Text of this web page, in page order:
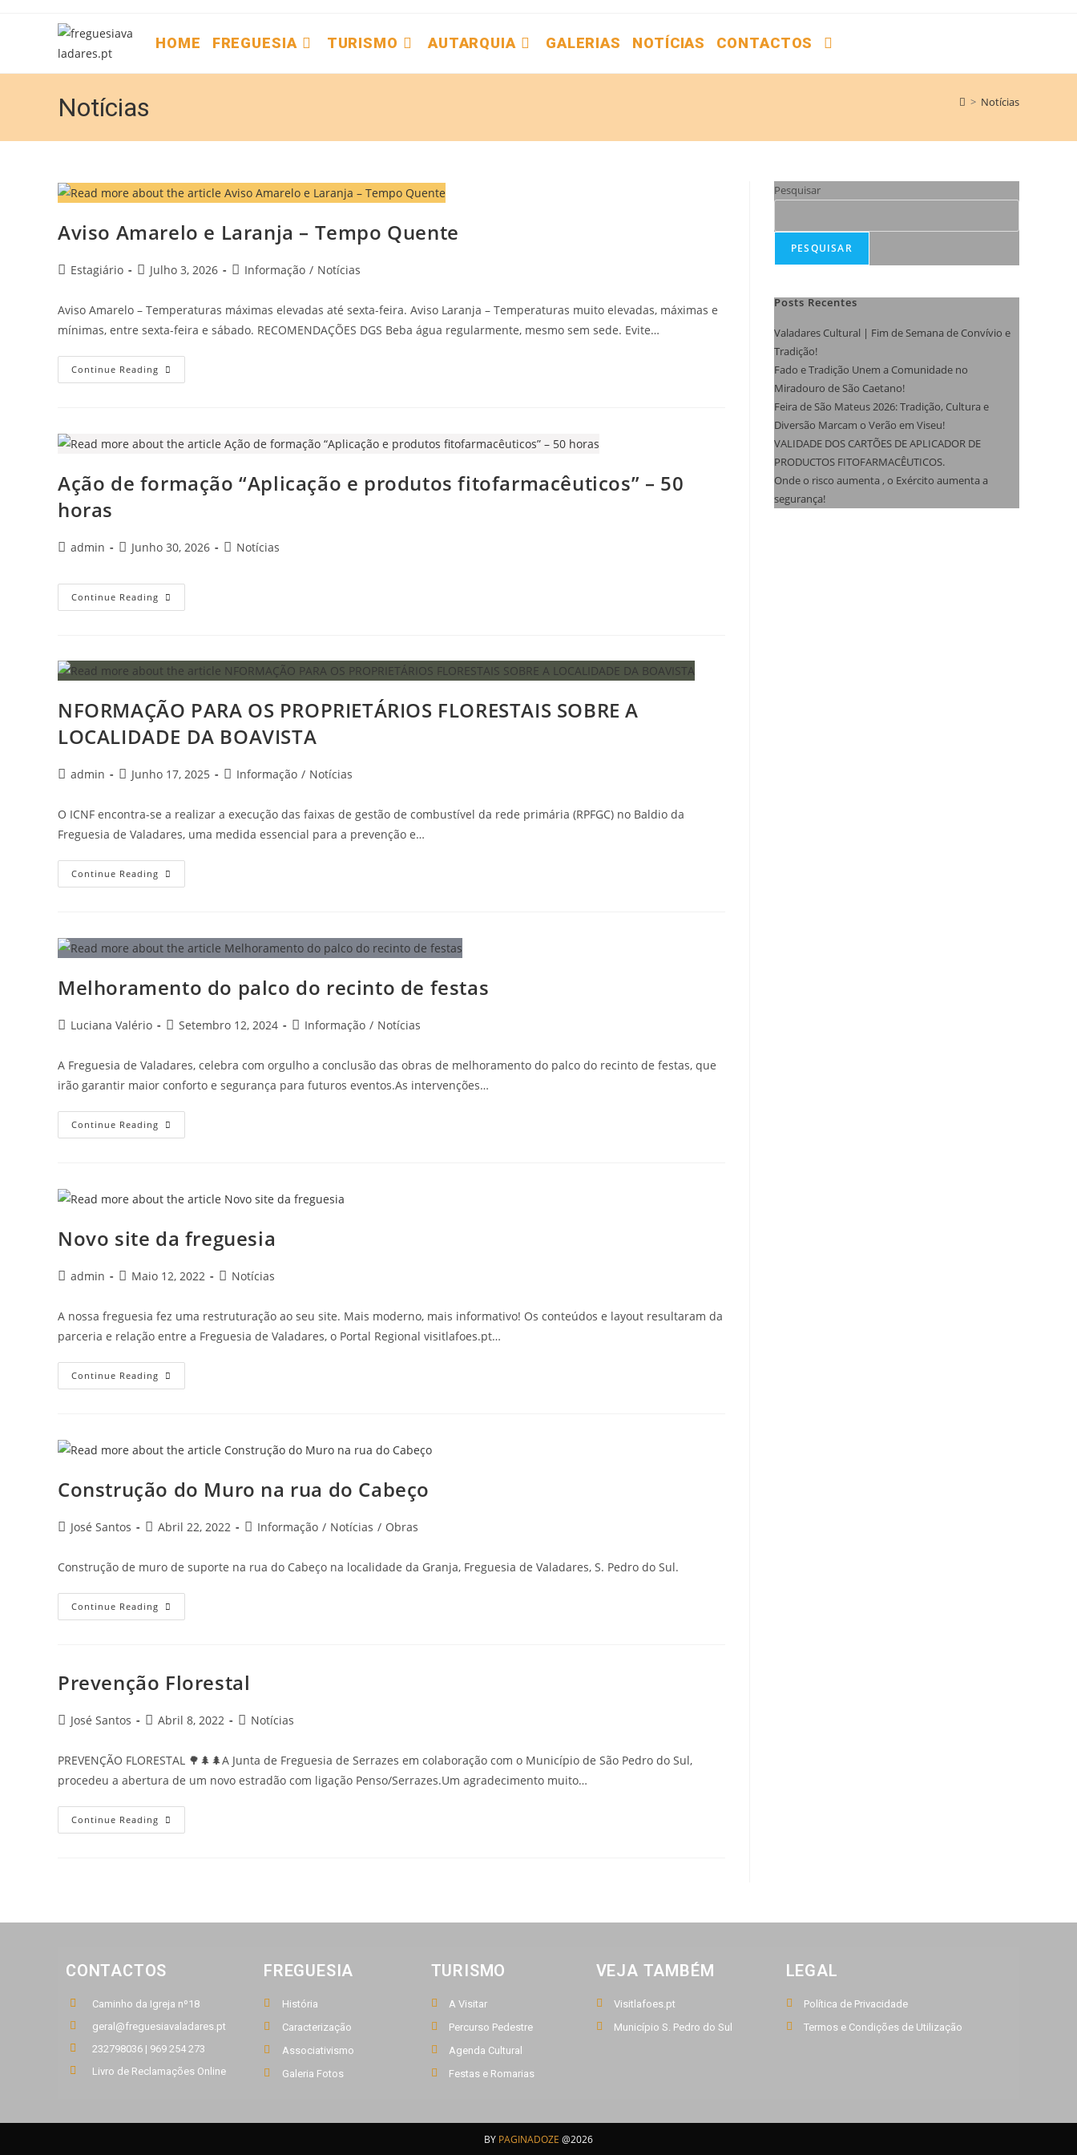
HOME FREGUESIA TURISMO AUTARQUIA GALERIAS NOTÍCIAS CONTACTOS
Notícias > Notícias
Aviso Amarelo e Laranja – Tempo Quente
Estagiário Julho 3, 2026 Informação / Notícias
Aviso Amarelo – Temperaturas máximas elevadas até sexta-feira. Aviso Laranja – Temperaturas muito elevadas, máximas e
mínimas, entre sexta-feira e sábado. RECOMENDAÇÕES DGS Beba água regularmente, mesmo sem sede. Evite…
Continue Reading
Ação de formação “Aplicação e produtos fitofarmacêuticos” – 50
horas
admin Junho 30, 2026 Notícias
Continue Reading
NFORMAÇÃO PARA OS PROPRIETÁRIOS FLORESTAIS SOBRE A
LOCALIDADE DA BOAVISTA
admin Junho 17, 2025 Informação / Notícias
O ICNF encontra-se a realizar a execução das faixas de gestão de combustível da rede primária (RPFGC) no Baldio da
Freguesia de Valadares, uma medida essencial para a prevenção e…
Continue Reading
Melhoramento do palco do recinto de festas
Luciana Valério Setembro 12, 2024 Informação / Notícias
A Freguesia de Valadares, celebra com orgulho a conclusão das obras de melhoramento do palco do recinto de festas, que
irão garantir maior conforto e segurança para futuros eventos.As intervenções…
Continue Reading
Novo site da freguesia
admin Maio 12, 2022 Notícias
A nossa freguesia fez uma restruturação ao seu site. Mais moderno, mais informativo! Os conteúdos e layout resultaram da
parceria e relação entre a Freguesia de Valadares, o Portal Regional visitlafoes.pt…
Continue Reading
Construção do Muro na rua do Cabeço
José Santos Abril 22, 2022 Informação / Notícias / Obras
Construção de muro de suporte na rua do Cabeço na localidade da Granja, Freguesia de Valadares, S. Pedro do Sul.
Continue Reading
Prevenção Florestal
José Santos Abril 8, 2022 Notícias
PREVENÇÃO FLORESTAL 🌳🌲🌲A Junta de Freguesia de Serrazes em colaboração com o Município de São Pedro do Sul,
procedeu a abertura de um novo estradão com ligação Penso/Serrazes.Um agradecimento muito…
Continue Reading
Pesquisar
PESQUISAR
Posts Recentes
Valadares Cultural | Fim de Semana de Convívio e
Tradição!
Fado e Tradição Unem a Comunidade no
Miradouro de São Caetano!
Feira de São Mateus 2026: Tradição, Cultura e
Diversão Marcam o Verão em Viseu!
VALIDADE DOS CARTÕES DE APLICADOR DE
PRODUCTOS FITOFARMACÊUTICOS.
Onde o risco aumenta , o Exército aumenta a
segurança!
CONTACTOS
Caminho da Igreja nº18
geral@freguesiavaladares.pt
232798036 | 969 254 273
Livro de Reclamações Online
FREGUESIA
História
Caracterização
Associativismo
Galeria Fotos
TURISMO
A Visitar
Percurso Pedestre
Agenda Cultural
Festas e Romarias
VEJA TAMBÉM
Visitlafoes.pt
Município S. Pedro do Sul
LEGAL
Política de Privacidade
Termos e Condições de Utilização
BY PAGINADOZE @2026